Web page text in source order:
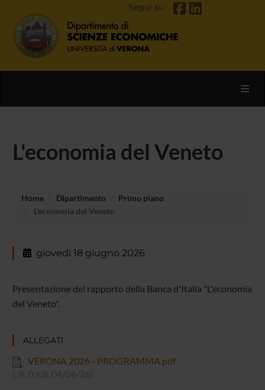
Segui su
L'economia del Veneto
Home Dipartimento
Primo piano
L'economia del Veneto
giovedì 18 giugno 2026
Presentazione del rapporto della Banca d'Italia "L'economia
del Veneto".
ALLEGATI
VERONA 2026 - PROGRAMMA.pdf